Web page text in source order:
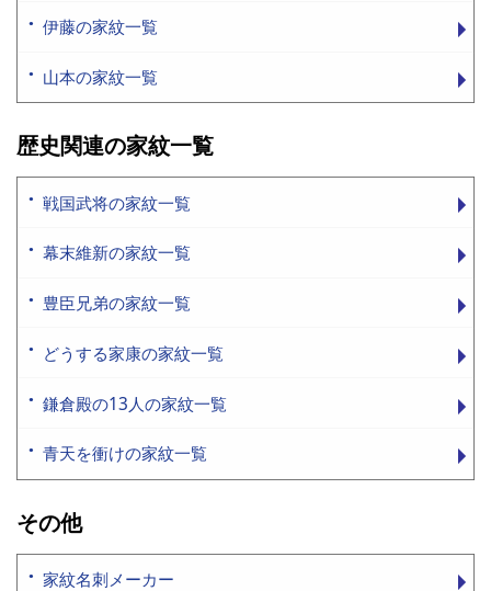
伊藤の家紋一覧
山本の家紋一覧
歴史関連の家紋一覧
戦国武将の家紋一覧
幕末維新の家紋一覧
豊臣兄弟の家紋一覧
どうする家康の家紋一覧
鎌倉殿の13人の家紋一覧
青天を衝けの家紋一覧
その他
家紋名刺メーカー